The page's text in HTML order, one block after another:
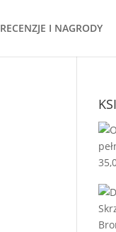
RECENZJE I NAGRODY